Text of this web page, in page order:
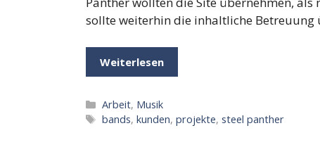
sollte weiterhin die inhaltliche Betreuung
Weiterlesen
Kategorien
Arbeit, Musik
Schlagwörter
bands,kunden,projekte,steel panther